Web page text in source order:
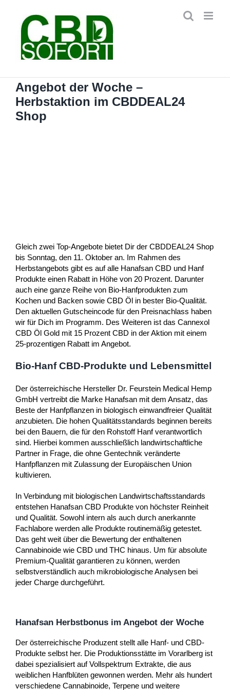
springen
Angebot der Woche –
Herbstaktion im CBDDEAL24
Shop
Gleich zwei Top-Angebote bietet Dir der CBDDEAL24 Shop
bis Sonntag, den 11. Oktober an. Im Rahmen des
Herbstangebots gibt es auf alle Hanafsan CBD und Hanf
Produkte einen Rabatt in Höhe von 20 Prozent. Darunter
auch eine ganze Reihe von Bio-Hanfprodukten zum
Kochen und Backen sowie CBD Öl in bester Bio-Qualität.
Den aktuellen Gutscheincode für den Preisnachlass haben
wir für Dich im Programm. Des Weiteren ist das Cannexol
CBD Öl Gold mit 15 Prozent CBD in der Aktion mit einem
25-prozentigen Rabatt im Angebot.
Bio-Hanf CBD-Produkte und Lebensmittel
Der österreichische Hersteller Dr. Feurstein Medical Hemp
GmbH vertreibt die Marke Hanafsan mit dem Ansatz, das
Beste der Hanfpflanzen in biologisch einwandfreier Qualität
anzubieten. Die hohen Qualitätsstandards beginnen bereits
bei den Bauern, die für den Rohstoff Hanf verantwortlich
sind. Hierbei kommen ausschließlich landwirtschaftliche
Partner in Frage, die ohne Gentechnik veränderte
Hanfpflanzen mit Zulassung der Europäischen Union
kultivieren.
In Verbindung mit biologischen Landwirtschaftsstandards
entstehen Hanafsan CBD Produkte von höchster Reinheit
und Qualität. Sowohl intern als auch durch anerkannte
Fachlabore werden alle Produkte routinemäßig getestet.
Das geht weit über die Bewertung der enthaltenen
Cannabinoide wie CBD und THC hinaus. Um für absolute
Premium-Qualität garantieren zu können, werden
selbstverständlich auch mikrobiologische Analysen bei
jeder Charge durchgeführt.
Hanafsan Herbstbonus im Angebot der Woche
Der österreichische Produzent stellt alle Hanf- und CBD-
Produkte selbst her. Die Produktionsstätte im Vorarlberg ist
dabei spezialisiert auf Vollspektrum Extrakte, die aus
weiblichen Hanfblüten gewonnen werden. Mehr als hundert
verschiedene Cannabinoide, Terpene und weitere